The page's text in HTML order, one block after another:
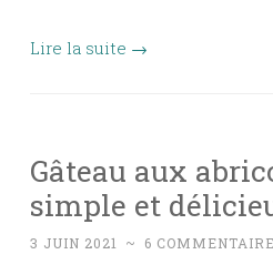
Lire la suite →
Gâteau aux
simple et
3 JUIN 2021 ~ 6